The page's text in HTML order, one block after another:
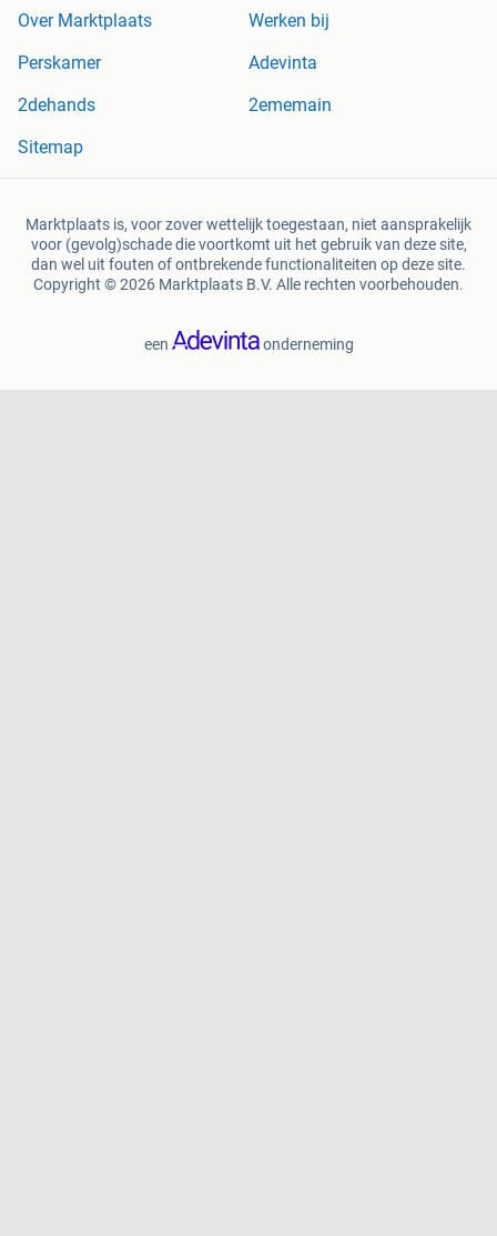
Over Marktplaats
Werken bij
Perskamer
Adevinta
2dehands
2ememain
Sitemap
Marktplaats is, voor zover wettelijk toegestaan, niet aansprakelijk
voor (gevolg)schade die voortkomt uit het gebruik van deze site,
dan wel uit fouten of ontbrekende functionaliteiten op deze site.
Copyright © 2026 Marktplaats B.V. Alle rechten voorbehouden.
een onderneming